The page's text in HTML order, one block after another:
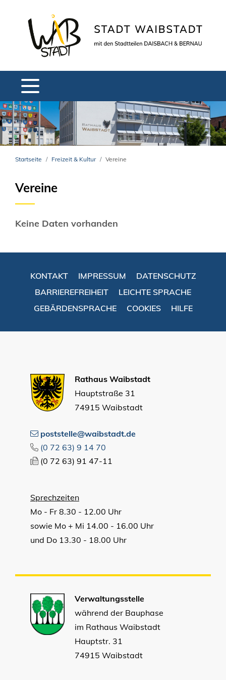
Startseite Freizeit & Kultur Vereine
Vereine
Keine Daten vorhanden
KONTAKT IMPRESSUM
DATENSCHUTZ
BARRIEREFREIHEIT
LEICHTE SPRACHE
GEBÄRDENSPRACHE
COOKIES HILFE
Rathaus Waibstadt
Hauptstraße 31
74915 Waibstadt
poststelle@waibstadt.de
(0 72 63) 9 14 70
(0 72 63) 91 47-11
Sprechzeiten
Mo - Fr 8.30 - 12.00 Uhr
sowie Mo + Mi 14.00 - 16.00 Uhr
und Do 13.30 - 18.00 Uhr
Verwaltungsstelle
während der Bauphase
im Rathaus Waibstadt
Hauptstr. 31
74915 Waibstadt